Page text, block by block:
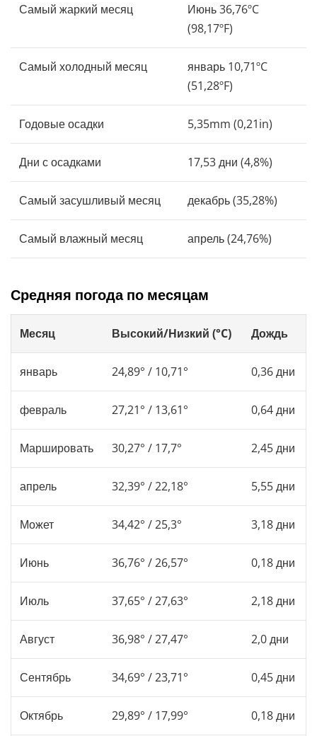
Самый жаркий месяц
Июнь 36,76ºC
(98,17ºF)
Самый холодный месяц
январь 10,71ºC
(51,28ºF)
Годовые осадки 5,35mm (0,21in)
Дни с осадками 17,53 дни (4,8%)
Самый засушливый месяц декабрь (35,28%)
Самый влажный месяц апрель (24,76%)
Средняя погода по месяцам
Месяц Высокий/Низкий (°C) Дождь
январь 24,89° / 10,71° 0,36 дни
февраль 27,21° / 13,61° 0,64 дни
Маршировать 30,27° / 17,7° 2,45 дни
апрель 32,39° / 22,18° 5,55 дни
Может 34,42° / 25,3° 3,18 дни
Июнь 36,76° / 26,57° 0,18 дни
Июль 37,65° / 27,63° 2,18 дни
Август 36,98° / 27,47° 2,0 дни
Сентябрь 34,69° / 23,71° 0,45 дни
Октябрь 29,89° / 17,99° 0,18 дни